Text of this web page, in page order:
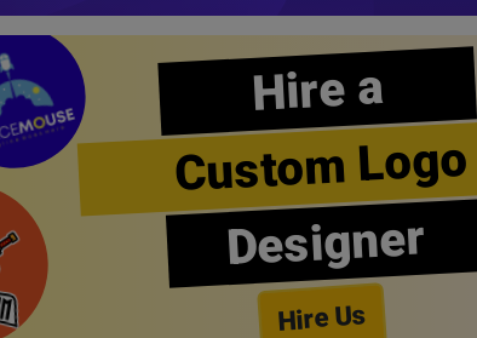
Hire a
Custom Logo
Designer
Hire Us